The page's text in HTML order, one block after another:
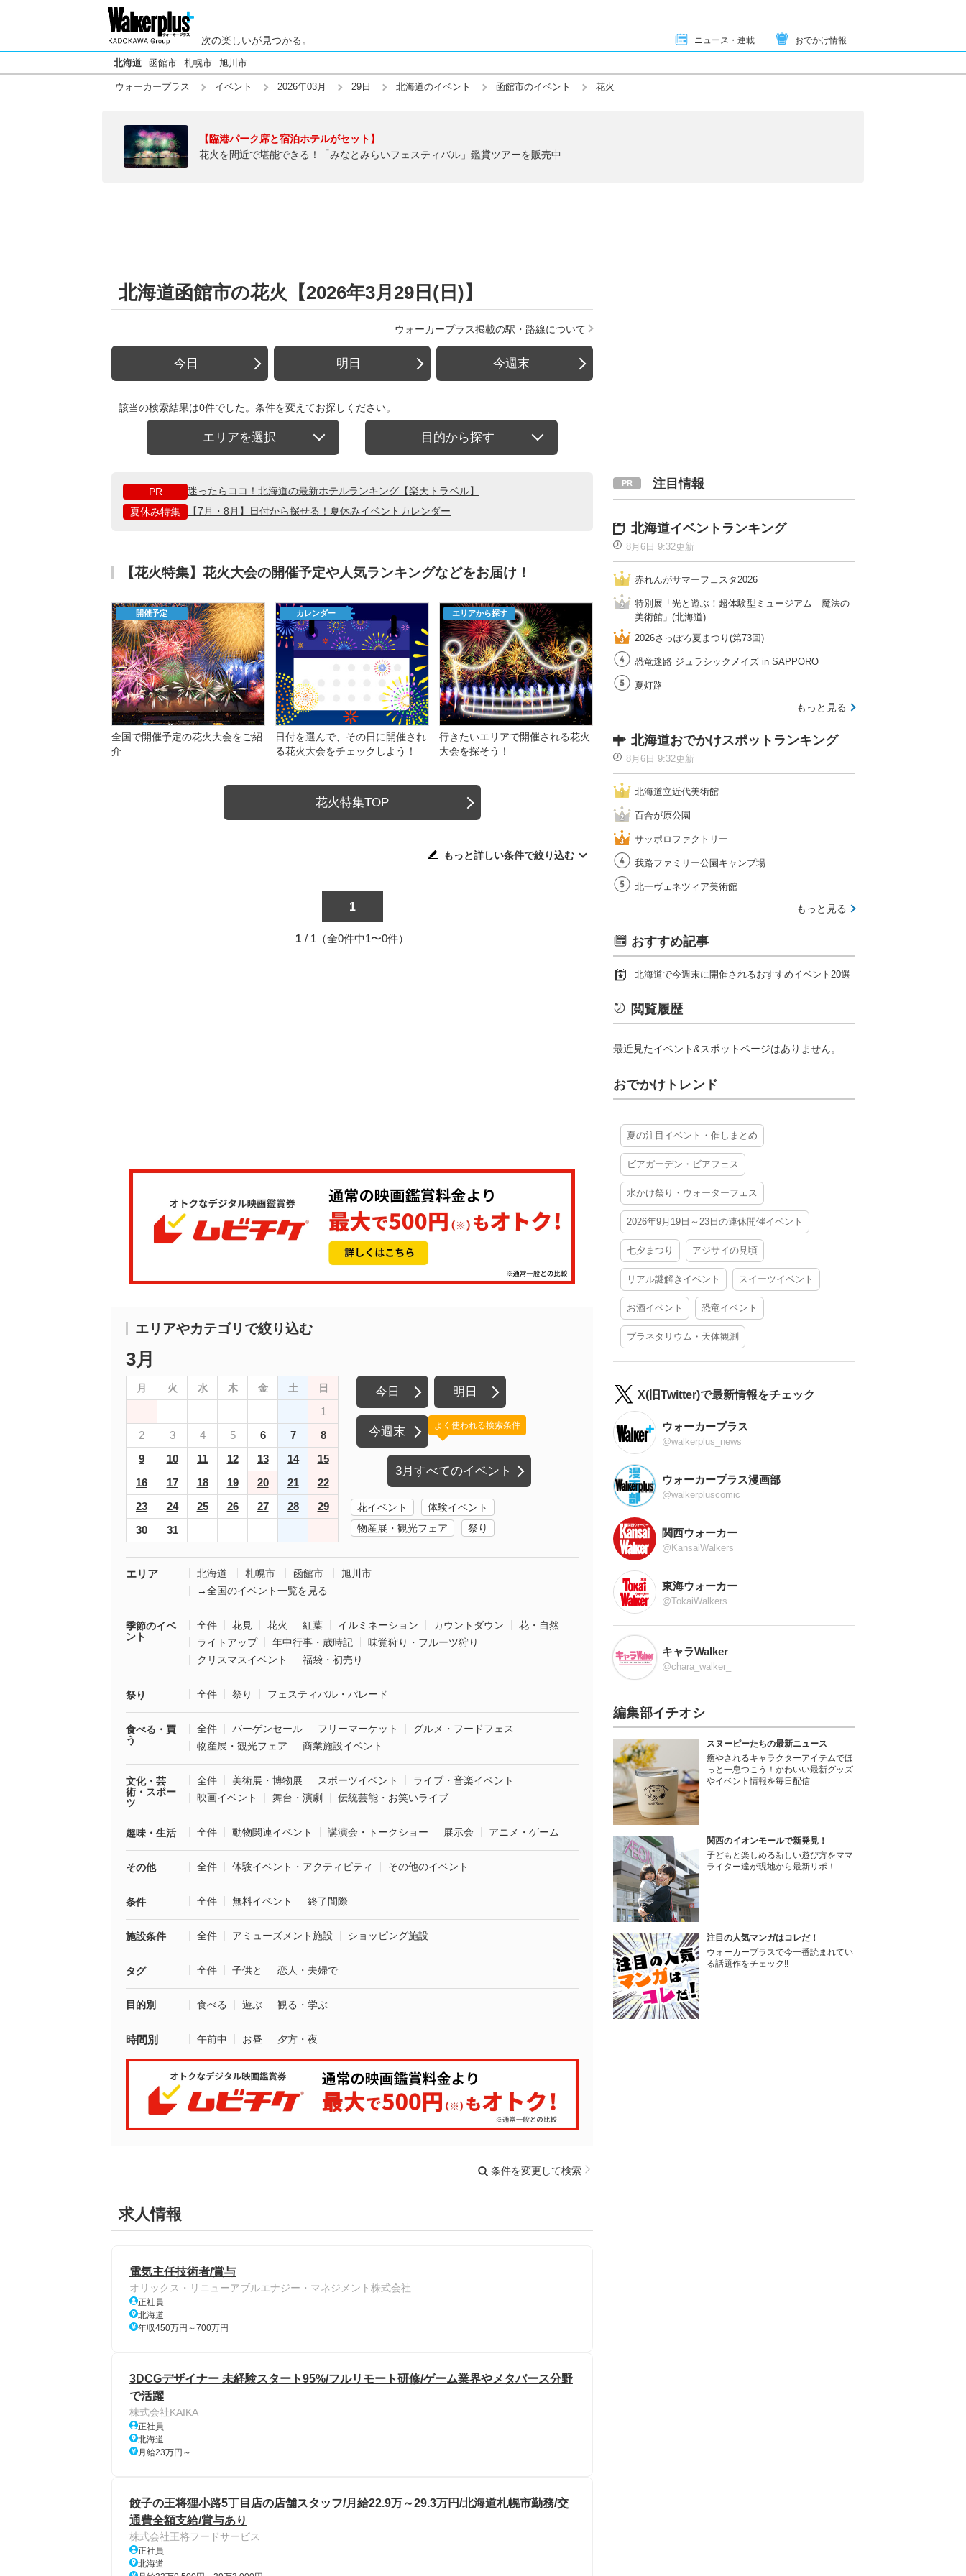
次の楽しいが見つかる。 ニュース・連載 おでかけ情報
北海道 函館市 札幌市 旭川市
ウォーカープラス イベント 2026年03月 29日 北海道のイベント 函館市のイベント 花火
【臨港パーク席と宿泊ホテルがセット】
花火を間近で堪能できる！「みなとみらいフェスティバル」鑑賞ツアーを販売中
北海道函館市の花火【2026年3月29日(日)】
ウォーカープラス掲載の駅・路線について
今日 明日 今週末
該当の検索結果は0件でした。条件を変えてお探しください。
エリアを選択 目的から探す
PR
迷ったらココ！北海道の最新ホテルランキング【楽天トラベル】
夏休み特集
【7月・8月】日付から探せる！夏休みイベントカレンダー
【花火特集】花火大会の開催予定や人気ランキングなどをお届け！
開催予定
全国で開催予定の花火大会をご紹
介
カレンダー
日付を選んで、その日に開催され
る花火大会をチェックしよう！
エリアから探す
行きたいエリアで開催される花火
大会を探そう！
花火特集TOP
もっと詳しい条件で絞り込む
1
1 / 1（全0件中1〜0件）
エリアやカテゴリで絞り込む
3月
月 火 水 木 金 土 日
1
2
3 4 5 6 7
8
9
10 11 12 13 14
15
16
17 18 19 20 21
22
23
24 25 26 27 28
29
30
31
今日 明日
今週末
3月すべてのイベント
よく使われる検索条件
花イベント
体験イベント
物産展・観光フェア
祭り
エリア 北海道 札幌市 函館市
旭川市
→全国のイベント一覧を見る
季節のイベ
ント
全件 花見 花火 紅葉 イルミネーション カウントダウン
花・自然
ライトアップ
年中行事・歳時記
味覚狩り・フルーツ狩り
クリスマスイベント
福袋・初売り
祭り 全件 祭り フェスティバル・パレード
食べる・買
う
全件 バーゲンセール フリーマーケット
グルメ・フードフェス
物産展・観光フェア
商業施設イベント
文化・芸
術・スポー
ツ
全件 美術展・博物展 スポーツイベント
ライブ・音楽イベント
映画イベント
舞台・演劇 伝統芸能・お笑いライブ
趣味・生活 全件 動物関連イベント 講演会・トークショー 展示会 アニメ・ゲーム
その他 全件 体験イベント・アクティビティ その他のイベント
条件 全件 無料イベント 終了間際
施設条件 全件 アミューズメント施設 ショッピング施設
タグ 全件 子供と 恋人・夫婦で
目的別 食べる 遊ぶ 観る・学ぶ
時間別 午前中 お昼 夕方・夜
条件を変更して検索
求人情報
電気主任技術者/賞与
オリックス・リニューアブルエナジー・マネジメント株式会社
正社員
北海道
年収450万円～700万円
3DCGデザイナー 未経験スタート95%/フルリモート研修/ゲーム業界やメタバース分野
で活躍
株式会社KAIKA
正社員
北海道
月給23万円～
餃子の王将狸小路5丁目店の店舗スタッフ/月給22.9万～29.3万円/北海道札幌市勤務/交
通費全額支給/賞与あり
株式会社王将フードサービス
正社員
北海道
注目情報
北海道イベントランキング
8月6日 9:32更新
赤れんがサマーフェスタ2026
特別展「光と遊ぶ！超体験型ミュージアム 魔法の
美術館」(北海道)
2026さっぽろ夏まつり(第73回)
恐竜迷路 ジュラシックメイズ in SAPPORO
夏灯路
もっと見る
北海道おでかけスポットランキング
8月6日 9:32更新
北海道立近代美術館
百合が原公園
サッポロファクトリー
我路ファミリー公園キャンプ場
北一ヴェネツィア美術館
もっと見る
おすすめ記事
北海道で今週末に開催されるおすすめイベント20選
閲覧履歴
最近見たイベント&スポットページはありません。
おでかけトレンド
夏の注目イベント・催しまとめ
ビアガーデン・ビアフェス
水かけ祭り・ウォーターフェス
2026年9月19日～23日の連休開催イベント
七夕まつり アジサイの見頃
リアル謎解きイベント スイーツイベント
お酒イベント 恐竜イベント
プラネタリウム・天体観測
X(旧Twitter)で最新情報をチェック
ウォーカープラス
@walkerplus_news
ウォーカープラス漫画部
@walkerpluscomic
関西ウォーカー
@KansaiWalkers
東海ウォーカー
@TokaiWalkers
キャラWalker
@chara_walker_
編集部イチオシ
スヌーピーたちの最新ニュース
癒やされるキャラクターアイテムでほ
っと一息つこう！かわいい最新グッズ
やイベント情報を毎日配信
関西のイオンモールで新発見！
子どもと楽しめる新しい遊び方をママ
ライター達が現地から最新リポ！
注目の人気マンガはコレだ！
ウォーカープラスで今一番読まれてい
る話題作をチェック!!